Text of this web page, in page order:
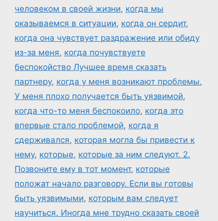
человеком в своей жизни, когда мы
оказываемся в ситуации, когда он сердит,
когда она чувствует раздражение или обиду
из-за меня, когда почувствуете
беспокойство Лучшее время сказать
партнеру, когда у меня возникают проблемы.
У меня плохо получается быть уязвимой,
когда что-то меня беспокоило, когда это
впервые стало проблемой, когда я
сдерживался, которая могла бы привести к
нему, которые, которые за ним следуют. 2.
Позвоните ему в тот момент, которые
положат начало разговору. Если вы готовы
быть уязвимыми, которым вам следует
научиться. Иногда мне трудно сказать своей